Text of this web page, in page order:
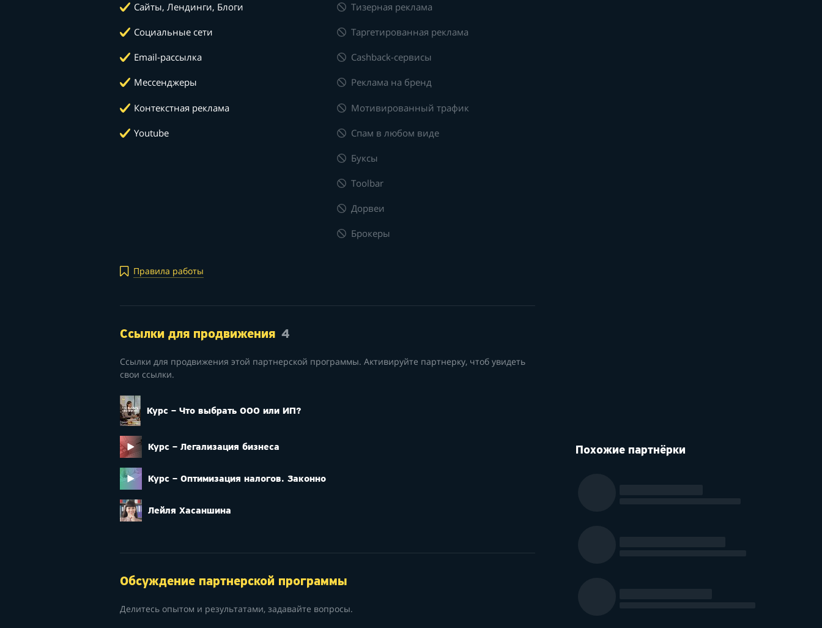
Сайты, Лендинги, Блоги
Социальные сети
Email-рассылка
Мессенджеры
Контекстная реклама
Youtube
Тизерная реклама
Таргетированная реклама
Cashback-сервисы
Реклама на бренд
Мотивированный трафик
Спам в любом виде
Буксы
Toolbar
Дорвеи
Брокеры
Правила работы
Ссылки для продвижения 4
Ссылки для продвижения этой партнерской программы. Активируйте партнерку, чтоб увидеть
свои ссылки.
Курс – Что выбрать ООО или ИП?
Курс – Легализация бизнеса
Курс – Оптимизация налогов. Законно
Лейля Хасаншина
Обсуждение партнерской программы
Делитесь опытом и результатами, задавайте вопросы.
Похожие партнёрки